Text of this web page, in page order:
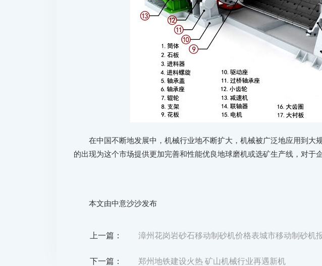
在中国不断地发展中，机械行业地不断扩大，机械被广泛地应用到大
的出现为这个市场提供更加完善和性能优良地球磨机或选矿生产线，对于
本文由中意沙沙发布
上一篇： 漳州花岗岩砂石移动制砂机价格表城市移动制砂机
下一篇： 郑州地铁建设火热 矿山机械行业再遇新机